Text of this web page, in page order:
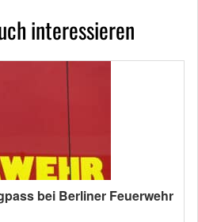
interessieren
bei Berliner Feuerwehr